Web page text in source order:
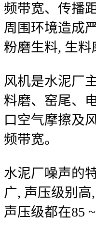
频带宽、传播
周围环境造成
粉磨生料, 生
风机是水泥厂
料磨、窑尾、
口空气摩擦及
频带宽。
水泥厂噪声的
广, 声压级别
声压级都在85